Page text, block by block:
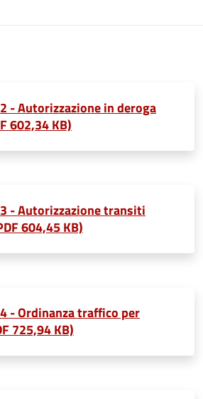
- Autorizzazione in deroga
602,34 KB)
- Autorizzazione transiti
604,45 KB)
- Ordinanza traffico per
725,94 KB)